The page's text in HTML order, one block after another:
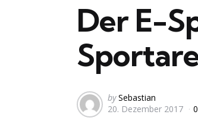
Der E-
Posted
by
by Sebastian
20. Dezember 2017